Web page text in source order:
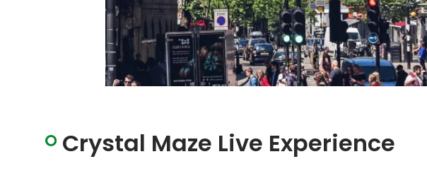
Crystal Maze Live Experience